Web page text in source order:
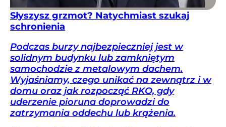
Słyszysz grzmot? Natychmiast szukaj
schronienia
Podczas burzy najbezpieczniej jest w
solidnym budynku lub zamkniętym
samochodzie z metalowym dachem.
Wyjaśniamy, czego unikać na zewnątrz i w
domu oraz jak rozpocząć RKO, gdy
uderzenie pioruna doprowadzi do
zatrzymania oddechu lub krążenia.